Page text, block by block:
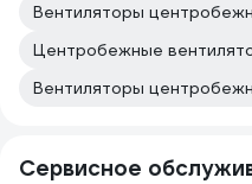
Вентиляторы
Центробежные
Вентиляторы
Сервисное